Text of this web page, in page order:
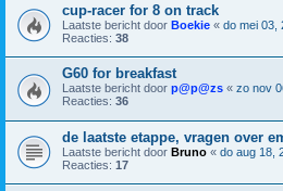
cup-racer for 8 on track
Laatste bericht door Boekie « do mei 03,
Reacties: 38
G60 for breakfast
Laatste bericht door p@p@zs « zo nov
Reacties: 36
de laatste etappe, vragen over
Laatste bericht door Bruno « do aug 18,
Reacties: 17